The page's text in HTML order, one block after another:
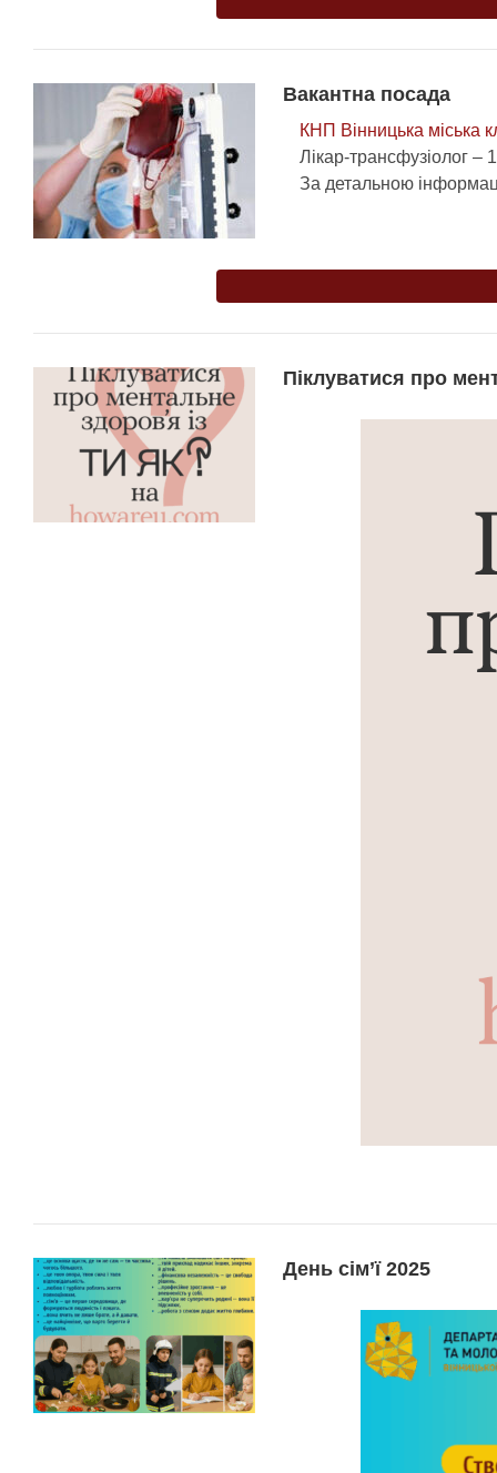
Вакантна посада
КНП Вінницька міська
Лікар-трансфузіолог –
За детальною
Піклуватися про
День сім’ї 2025